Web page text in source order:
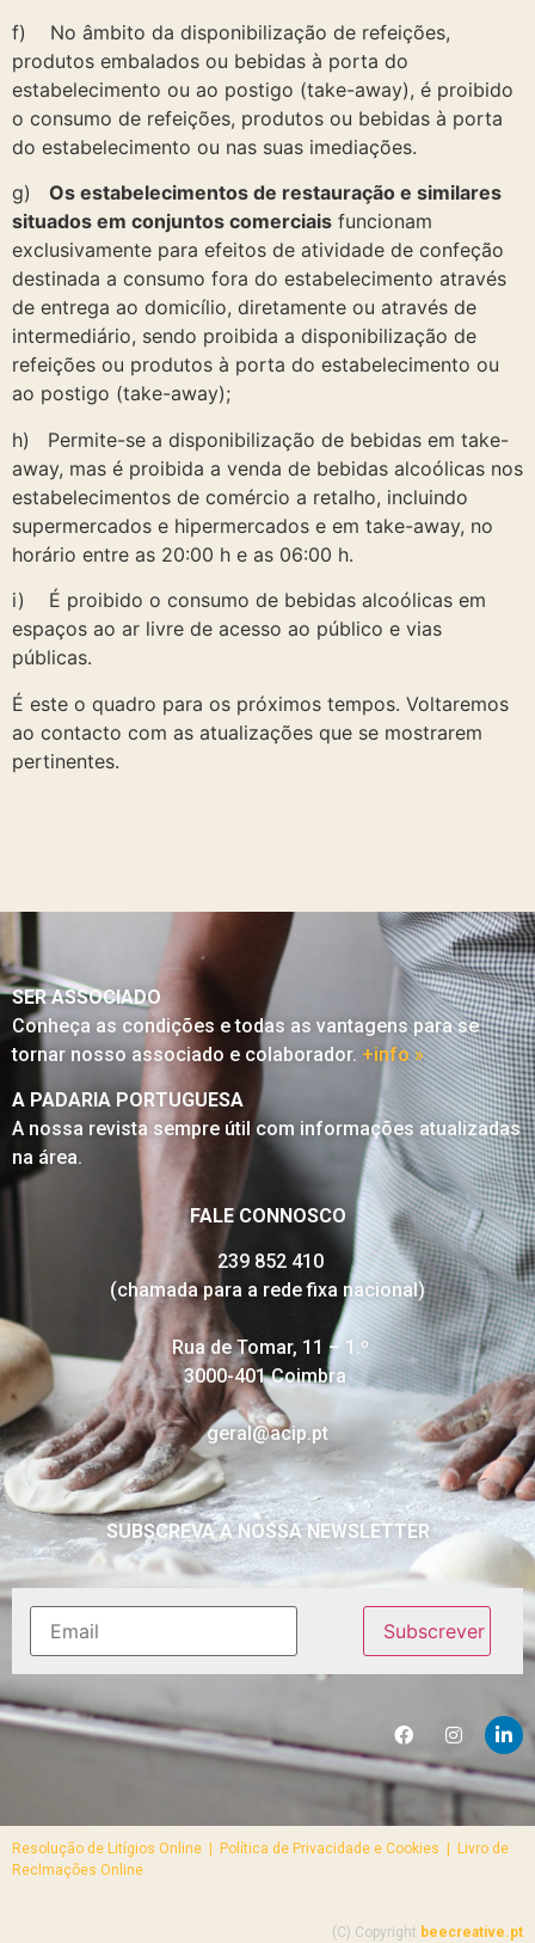
f) No âmbito da disponibilização de refeições,
produtos embalados ou bebidas à porta do
estabelecimento ou ao postigo (take-away), é proibido
o consumo de refeições, produtos ou bebidas à porta
do estabelecimento ou nas suas imediações.
g) Os estabelecimentos de restauração e similares
situados em conjuntos comerciais funcionam
exclusivamente para efeitos de atividade de confeção
destinada a consumo fora do estabelecimento através
de entrega ao domicílio, diretamente ou através de
intermediário, sendo proibida a disponibilização de
refeições ou produtos à porta do estabelecimento ou
ao postigo (take-away);
h) Permite-se a disponibilização de bebidas em take-
away, mas é proibida a venda de bebidas alcoólicas nos
estabelecimentos de comércio a retalho, incluindo
supermercados e hipermercados e em take-away, no
horário entre as 20:00 h e as 06:00 h.
i) É proibido o consumo de bebidas alcoólicas em
espaços ao ar livre de acesso ao público e vias
públicas.
É este o quadro para os próximos tempos. Voltaremos
ao contacto com as atualizações que se mostrarem
pertinentes.
SER ASSOCIADO
Conheça as condições e todas as vantagens para se
tornar nosso associado e colaborador. +info »
A PADARIA PORTUGUESA
A nossa revista sempre útil com informações atualizadas
na área.
FALE CONNOSCO
239 852 410
(chamada para a rede fixa nacional)
Rua de Tomar, 11 – 1.º
3000-401 Coimbra
geral@acip.pt
SUBSCREVA A NOSSA NEWSLETTER
Resolução de Litígios Online | Política de Privacidade e Cookies | Livro de
Reclmações Online
(C) Copyright beecreative.pt